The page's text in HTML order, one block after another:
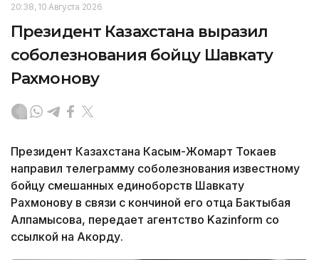
20:38, 10 Августа 2026
Президент Казахстана выразил
соболезнования бойцу Шавкату
Рахмонову
Президент Казахстана Касым-Жомарт Токаев
направил телеграмму соболезнования известному
бойцу смешанных единоборств Шавкату
Рахмонову в связи с кончиной его отца Бактыбая
Алпамысова, передает агентство Kazinform со
ссылкой на Акорду.